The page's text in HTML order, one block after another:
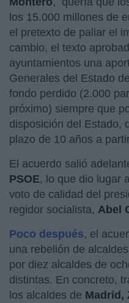
los 15.000 millones de
el pretexto de paliar el
cambio, el texto
ayuntamientos una
Generales del Estado
fondo perdido (2.000
próximo) siempre que
disposición del Estado,
plazo de 10 años a
El acuerdo salió
PSOE, lo que dio lugar
voto de calidad del
regidor socialista, Abel
Poco después, el
una rebelión de
por diez alcaldes de
distintas. En concreto,
los alcaldes de Madrid,